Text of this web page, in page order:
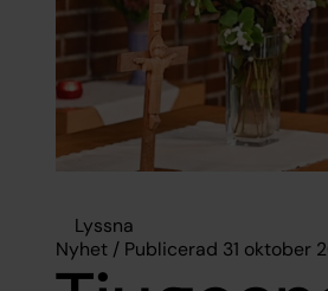
Lyssna
Nyhet / Publicerad 31 oktober